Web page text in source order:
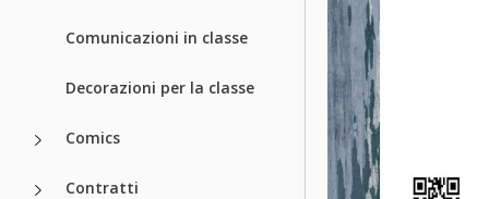
Comunicazioni in classe
Decorazioni per la classe
Comics
Contratti